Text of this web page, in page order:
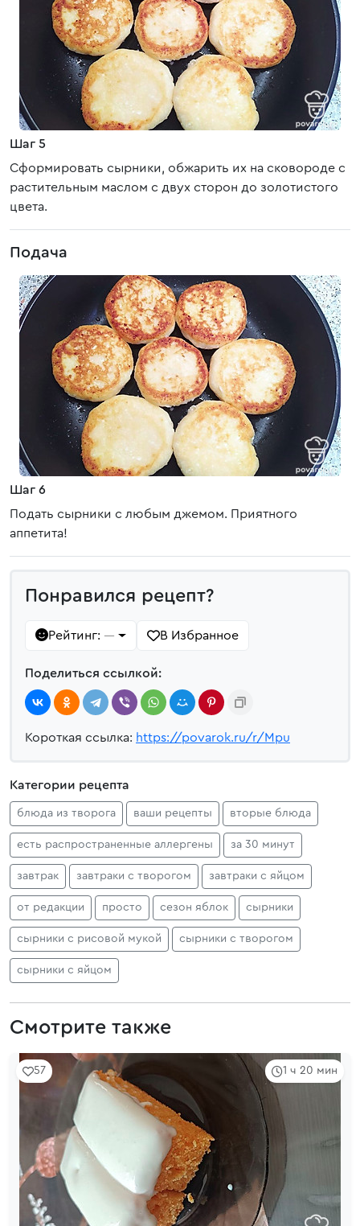
Шаг 5
Сформировать сырники, обжарить их на сковороде с
растительным маслом с двух сторон до золотистого
цвета.
Подача
Шаг 6
Подать сырники с любым джемом. Приятного
аппетита!
Понравился рецепт?
Рейтинг: — В Избранное
Поделиться ссылкой:
Короткая ссылка: https://povarok.ru/r/Mpu
Категории рецепта
блюда из творога ваши рецепты вторые блюда
есть распространенные аллергены за 30 минут
завтрак завтраки с творогом завтраки с яйцом
от редакции просто сезон яблок сырники
сырники с рисовой мукой сырники с творогом
сырники с яйцом
Смотрите также
1 ч 20 мин
57